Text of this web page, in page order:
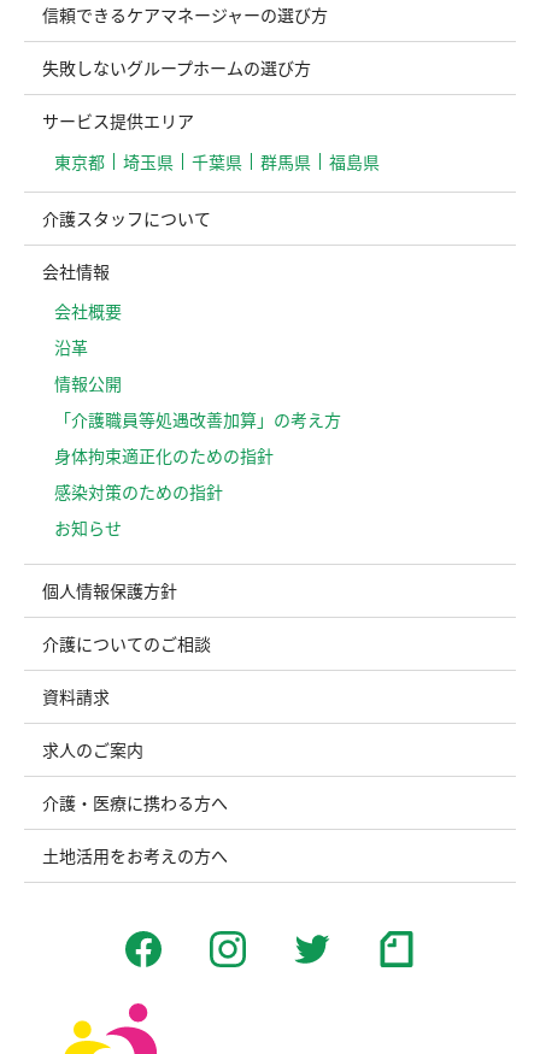
信頼できるケアマネージャーの選び方
失敗しないグループホームの選び方
サービス提供エリア
東京都
埼玉県 千葉県 群馬県 福島県
介護スタッフについて
会社情報
会社概要
沿革
情報公開
「介護職員等処遇改善加算」の考え方
⾝体拘束適正化のための指針
感染対策のための指針
お知らせ
個人情報保護方針
介護についてのご相談
資料請求
求人のご案内
介護・医療に携わる方へ
土地活用をお考えの方へ